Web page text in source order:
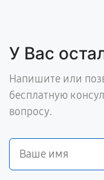
У Вас
Напишите или
бесплатную
вопросу.